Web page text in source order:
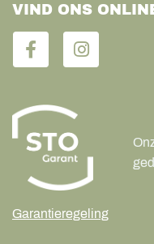
VIND ONS
Garantieregeling